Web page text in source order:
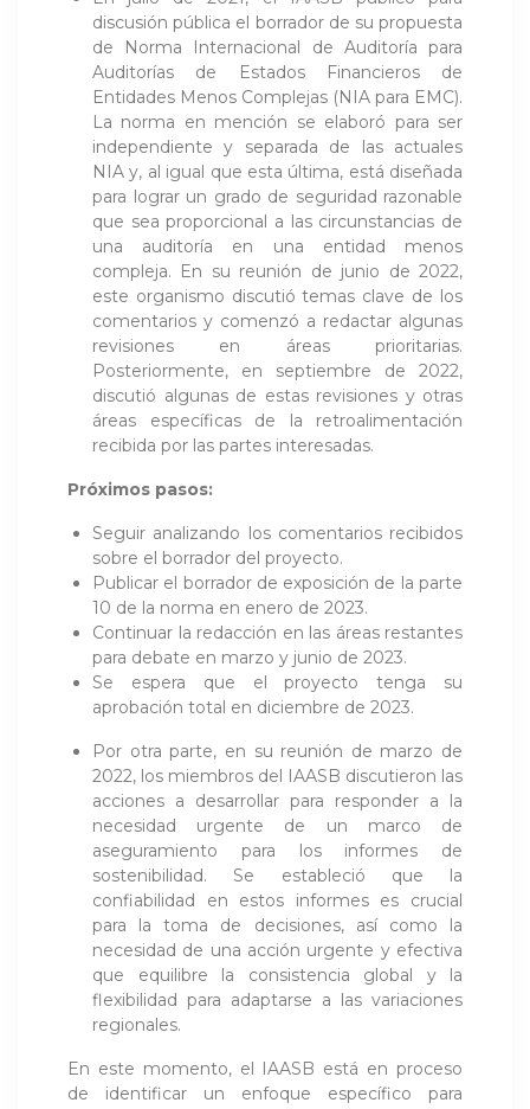
discusión pública el borrador de su propuesta
de Norma Internacional de Auditoría para
Auditorías de Estados Financieros de
Entidades Menos Complejas (NIA para EMC).
La norma en mención se elaboró para ser
independiente y separada de las actuales
NIA y, al igual que esta última, está diseñada
para lograr un grado de seguridad razonable
que sea proporcional a las circunstancias de
una auditoría en una entidad menos
compleja. En su reunión de junio de 2022,
este organismo discutió temas clave de los
comentarios y comenzó a redactar algunas
revisiones en áreas prioritarias.
Posteriormente, en septiembre de 2022,
discutió algunas de estas revisiones y otras
áreas específicas de la retroalimentación
recibida por las partes interesadas.
Próximos pasos:
Seguir analizando los comentarios recibidos
sobre el borrador del proyecto.
Publicar el borrador de exposición de la parte
10 de la norma en enero de 2023.
Continuar la redacción en las áreas restantes
para debate en marzo y junio de 2023.
Se espera que el proyecto tenga su
aprobación total en diciembre de 2023.
Por otra parte, en su reunión de marzo de
2022, los miembros del IAASB discutieron las
acciones a desarrollar para responder a la
necesidad urgente de un marco de
aseguramiento para los informes de
sostenibilidad. Se estableció que la
confiabilidad en estos informes es crucial
para la toma de decisiones, así como la
necesidad de una acción urgente y efectiva
que equilibre la consistencia global y la
flexibilidad para adaptarse a las variaciones
regionales.
En este momento, el IAASB está en proceso
de identificar un enfoque específico para